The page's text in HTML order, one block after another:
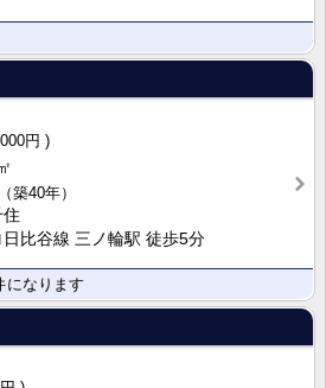
円
（築40年）
比谷線 三ノ輪駅 徒歩5分
になります